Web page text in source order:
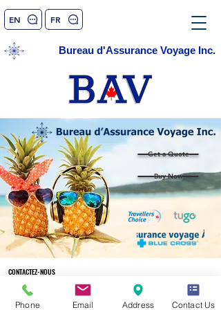
Bureau d'Assurance Voyage Inc.
EN FR
Get a Quote
Buy Now
CONTACTEZ-NOUS
Téléphone:
1 844 500-2947
Phone Email Address Contact Us